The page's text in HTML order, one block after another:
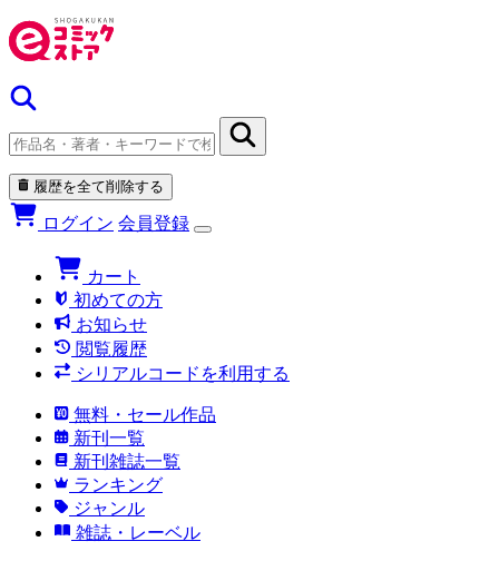
履歴を全て削除する
ログイン 会員登録
カート
初めての方
お知らせ
閲覧履歴
シリアルコードを利用する
無料・セール作品
新刊一覧
新刊雑誌一覧
ランキング
ジャンル
雑誌・レーベル